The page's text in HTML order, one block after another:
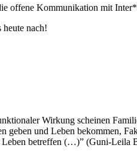
offene Kommunikation mit
nach!
Wirkung scheinen
geben und Leben bekommen,
Leben betreffen (…)” (Guni-Leila